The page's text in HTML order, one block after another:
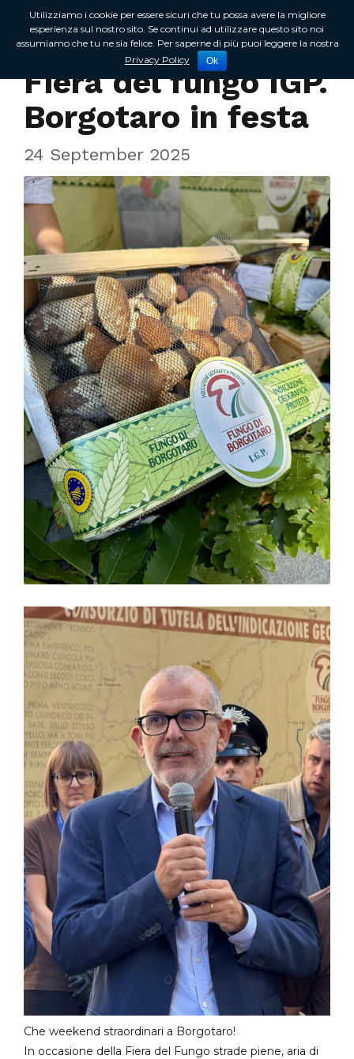
Incontri sul territorio
Fiera del fungo IGP.
Borgotaro in festa
24 September 2025
Che weekend straordinari a Borgotaro!
In occasione della Fiera del Fungo strade piene, aria di
Utilizziamo i cookie per essere sicuri che tu possa avere la migliore
esperienza sul nostro sito. Se continui ad utilizzare questo sito noi
assumiamo che tu ne sia felice. Per saperne di più puoi leggere la nostra
Privacy Policy
Ok